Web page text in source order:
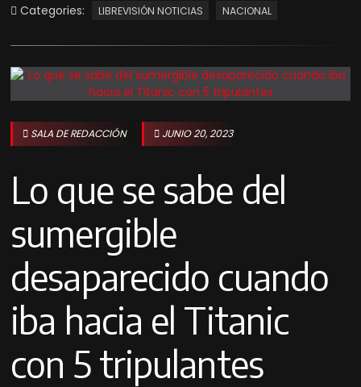
Categories: LIBREVISIÓN NOTICIAS NACIONAL
SALA DE REDACCIÓN JUNIO 20, 2023
Lo que se sabe del
sumergible
desaparecido cuando
iba hacia el Titanic
con 5 tripulantes